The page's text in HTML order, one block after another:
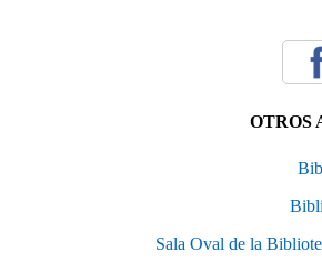
OTROS
Sala Oval de la